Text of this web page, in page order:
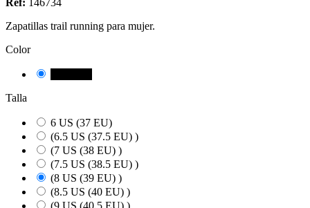
Ref: 146734
Zapatillas trail running para mujer.
Color
Talla
6 US (37 EU)
(6.5 US (37.5 EU) )
(7 US (38 EU) )
(7.5 US (38.5 EU) )
(8 US (39 EU) )
(8.5 US (40 EU) )